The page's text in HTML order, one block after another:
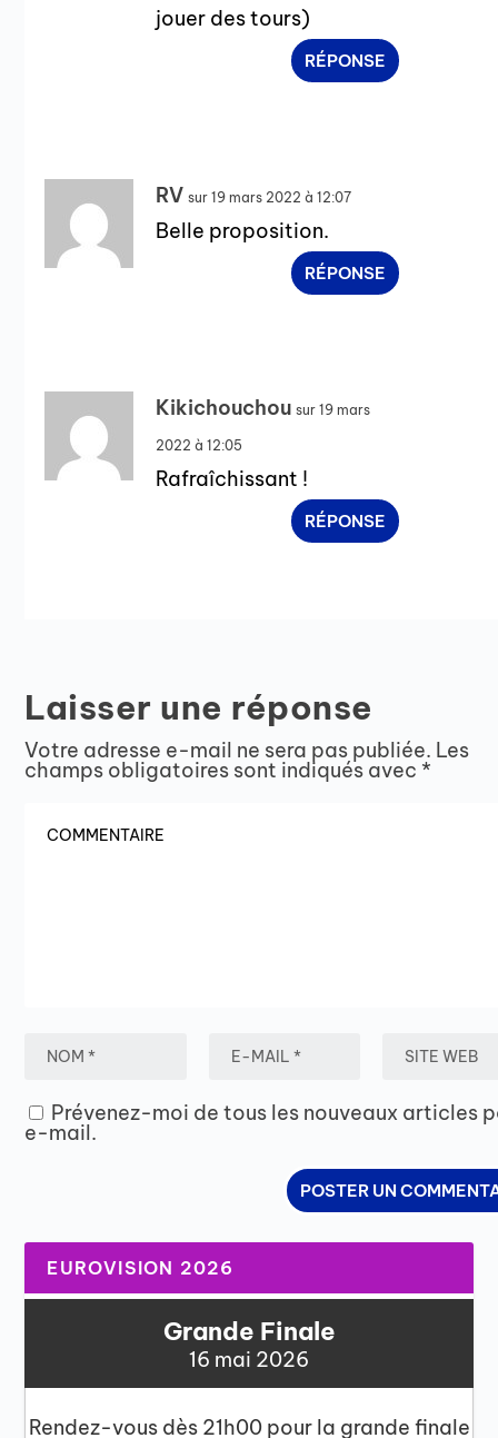
jouer des tours)
RÉPONSE
RV sur 19 mars 2022 à 12:07
Belle proposition.
RÉPONSE
Kikichouchou sur 19 mars
2022 à 12:05
Rafraîchissant !
RÉPONSE
Laisser une réponse
Votre adresse e-mail ne sera pas publiée. Les
champs obligatoires sont indiqués avec *
Prévenez-moi de tous les nouveaux articles
e-mail.
EUROVISION 2026
Grande Finale
16 mai 2026
Rendez-vous dès 21h00 pour la grande finale